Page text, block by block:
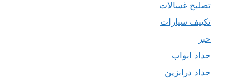
تصليح غسالات
تكييف سيارات
حبر
حداد ابواب
حداد درابزين